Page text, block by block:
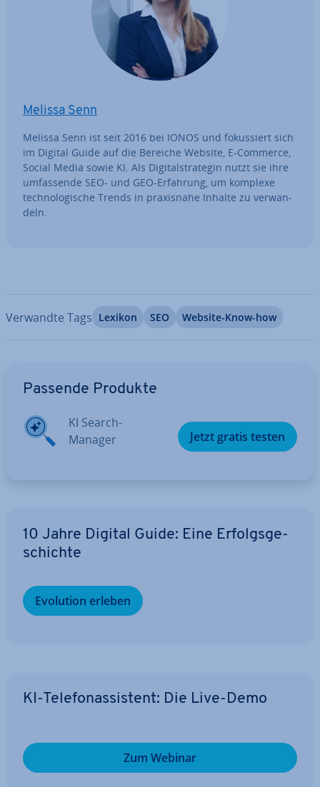
Melissa Senn
Melissa Senn ist seit 2016 bei IONOS und fo­kus­siert sich
im Digital Guide auf die Bereiche Website, E-Commerce,
Social Media sowie KI. Als Di­gi­tal­stra­te­gin nutzt sie ihre
um­fas­sen­de SEO- und GEO-Erfahrung, um komplexe
tech­no­lo­gi­sche Trends in pra­xis­na­he Inhalte zu ver­wan­
deln.
Verwandte Tags Lexikon SEO Website-Know-how
Passende Produkte
KI Search-
Manager
Jetzt gratis testen
10 Jahre Digital Guide: Eine Er­folgs­ge­
schich­te
Evolution erleben
KI-Te­le­fon­as­sis­tent: Die Live-Demo
Zum Webinar